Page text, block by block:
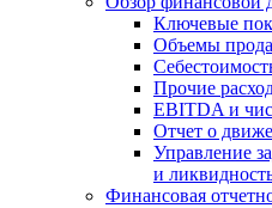
Ключевые
Объемы
Прочие
EBITDA и
Отчет о
Управление
и
Финансовая